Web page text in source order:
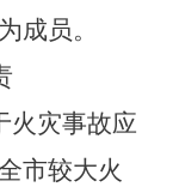
成员。
火灾事故应
市较大火